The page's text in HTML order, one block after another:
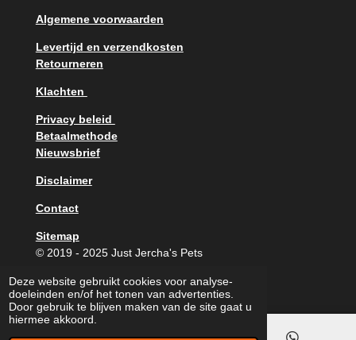
Deze website gebruikt cookies voor analyse-
doeleinden en/of het tonen van advertenties.
Door gebruik te blijven maken van de site gaat u
hiermee akkoord.
o
r
m
Algemene voorwaarden
Levertijd en verzendkosten
Retourneren
Klachten
Privacy beleid
Betaalmethode
Nieuwsbrief
Disclaimer
Contact
Sitemap
© 2019 - 2025 Just Jercha's Pets